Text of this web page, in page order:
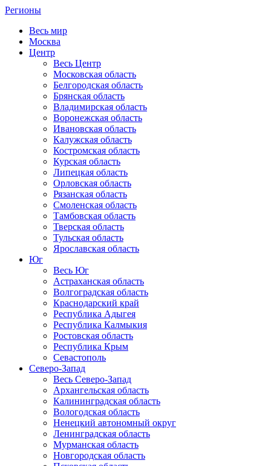
Регионы
Весь мир
Москва
Центр
Весь Центр
Московская область
Белгородская область
Брянская область
Владимирская область
Воронежская область
Ивановская область
Калужская область
Костромская область
Курская область
Липецкая область
Орловская область
Рязанская область
Смоленская область
Тамбовская область
Тверская область
Тульская область
Ярославская область
Юг
Весь Юг
Астраханская область
Волгоградская область
Краснодарский край
Республика Адыгея
Республика Калмыкия
Ростовская область
Республика Крым
Севастополь
Северо-Запад
Весь Северо-Запад
Архангельская область
Калининградская область
Вологодская область
Ненецкий автономный округ
Ленинградская область
Мурманская область
Новгородская область